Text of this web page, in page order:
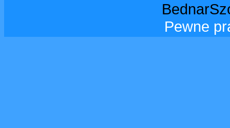
Pewne